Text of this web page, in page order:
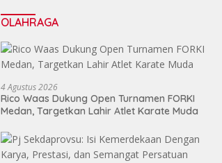
OLAHRAGA
4 Agustus 2026
Rico Waas Dukung Open Turnamen FORKI
Medan, Targetkan Lahir Atlet Karate Muda